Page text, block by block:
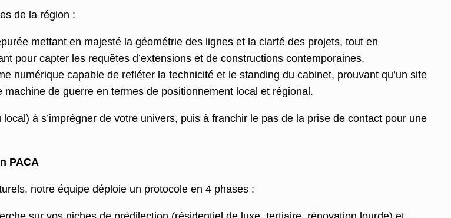
de la région :
mettant en majesté la géométrie des lignes et la clarté des projets, tout en
pour capter les requêtes d’extensions et de constructions contemporaines.
numérique capable de refléter la technicité et le standing du cabinet, prouvant qu’un site
de guerre en termes de positionnement local et régional.
à s’imprégner de votre univers, puis à franchir le pas de la prise de contact pour une
PACA
notre équipe déploie un protocole en 4 phases :